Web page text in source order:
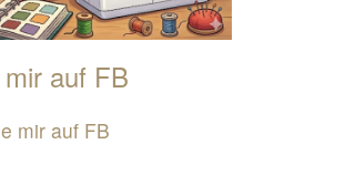
auf FB
mir auf FB